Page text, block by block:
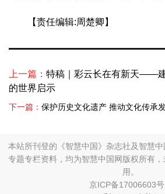
【责任编辑:周楚卿】
上一篇： 特稿｜彩云长在有新天——
的世界启示
下一篇： 保护历史文化遗产 推动文化传承
本站所刊登的《智慧中国》杂志社及智慧
专题专栏资料，均为智慧中国网版权所有
用。
京ICP备17006603